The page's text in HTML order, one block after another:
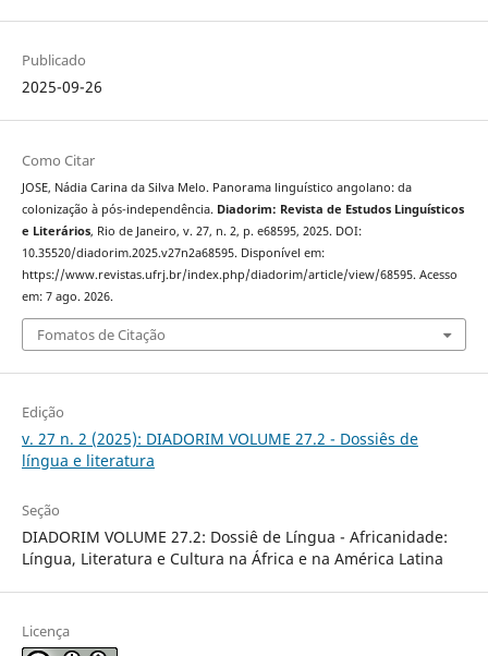
Publicado
2025-09-26
Como Citar
JOSE, Nádia Carina da Silva Melo. Panorama linguístico angolano: da
colonização à pós-independência. Diadorim: Revista de Estudos Linguísticos
e Literários, Rio de Janeiro, v. 27, n. 2, p. e68595, 2025. DOI:
10.35520/diadorim.2025.v27n2a68595. Disponível em:
https://www.revistas.ufrj.br/index.php/diadorim/article/view/68595. Acesso
em: 7 ago. 2026.
Fomatos de Citação
Edição
v. 27 n. 2 (2025): DIADORIM VOLUME 27.2 - Dossiês de
língua e literatura
Seção
DIADORIM VOLUME 27.2: Dossiê de Língua - Africanidade:
Língua, Literatura e Cultura na África e na América Latina
Licença